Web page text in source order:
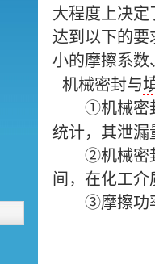
大程度上决
达到以下的
小的摩擦系
机械密封与
①机械密封
统计，其泄漏
②机械密封
间，在化工
③摩擦功率